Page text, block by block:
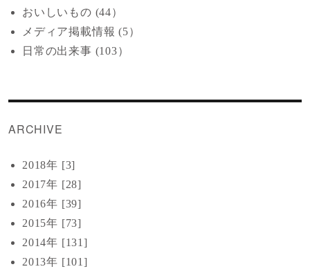
おいしいもの (44）
メディア掲載情報 (5）
日常の出来事 (103）
ARCHIVE
2018年 [3]
2017年 [28]
2016年 [39]
2015年 [73]
2014年 [131]
2013年 [101]